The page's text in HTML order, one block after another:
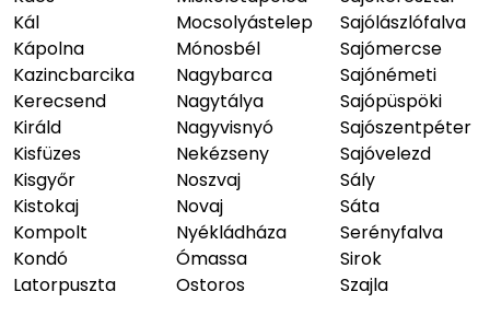
Kál
Kápolna
Kazincbarcika
Kerecsend
Királd
Kisfüzes
Kisgyőr
Kistokaj
Kompolt
Kondó
Latorpuszta
Mocsolyástelep
Mónosbél
Nagybarca
Nagytálya
Nagyvisnyó
Nekézseny
Noszvaj
Novaj
Nyékládháza
Ómassa
Ostoros
Sajólászlófalva
Sajómercse
Sajónémeti
Sajópüspöki
Sajószentpéter
Sajóvelezd
Sály
Sáta
Serényfalva
Sirok
Szajla